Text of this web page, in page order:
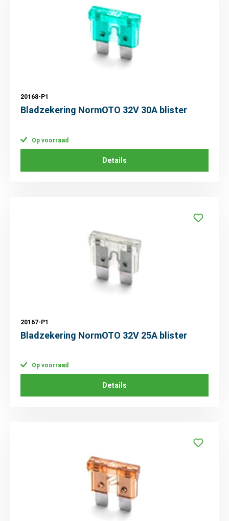
20168-P1
Bladzekering NormOTO 32V 30A blister
Op voorraad
Details
20167-P1
Bladzekering NormOTO 32V 25A blister
Op voorraad
Details